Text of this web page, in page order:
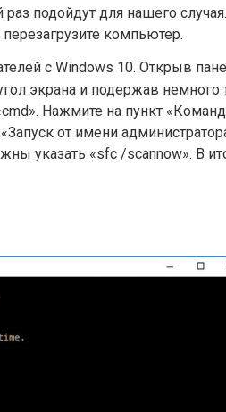
подойдут для нашего случая.
компьютер.
с Windows 10. Открыв
экрана и подержав немного
Нажмите на пункт
от имени
указать «sfc /scannow». В